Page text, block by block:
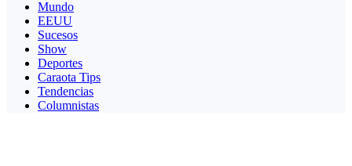
Mundo
EEUU
Sucesos
Show
Deportes
Caraota Tips
Tendencias
Columnistas